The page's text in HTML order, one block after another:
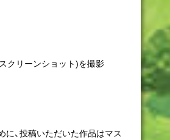
クリーンショット)を撮影
、投稿いただいた作品はマス